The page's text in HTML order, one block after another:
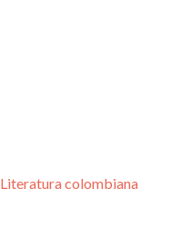
Literatura colombiana